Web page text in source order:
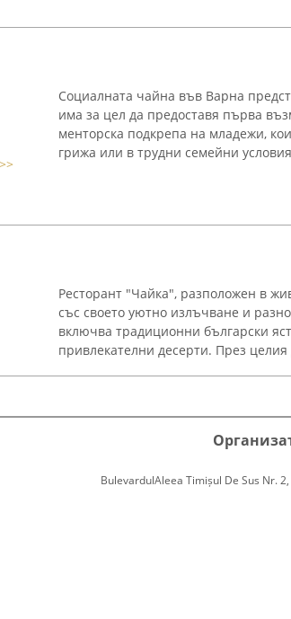
Социалната чайна във Варна
има за цел да предоставя първа
менторска подкрепа на младежи,
грижа или в трудни семейни
Ресторант "Чайка", разположен в
със своето уютно излъчване и
включва традиционни български
привлекателни десерти. През целия
BulevardulAleea Timișul De Sus Nr. 2,